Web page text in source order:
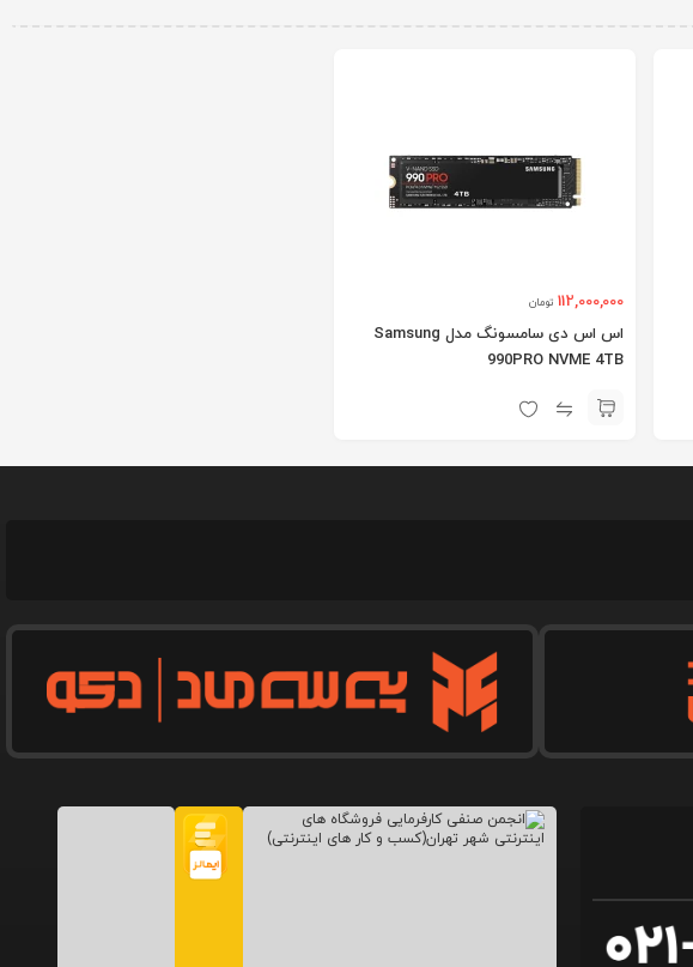
112,000,000 تومان
اس اس دی سامسونگ مدل Samsung
990PRO NVME 4TB